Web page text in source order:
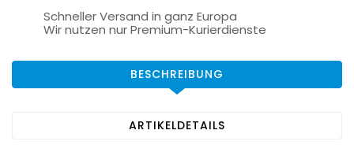
Schneller Versand in ganz Europa
Wir nutzen nur Premium-Kurierdienste
BESCHREIBUNG
ARTIKELDETAILS